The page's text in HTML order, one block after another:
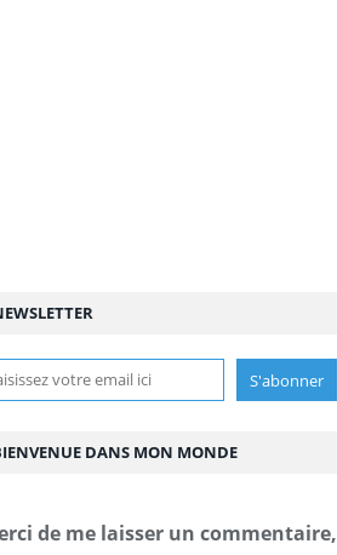
DANS MON MONDE
de me laisser un commentaire,